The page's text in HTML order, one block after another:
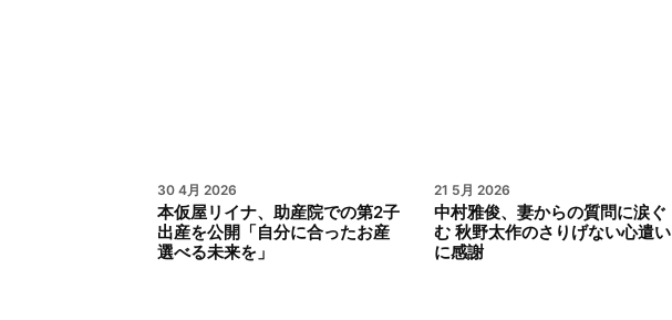
30 4月 2026
本仮屋リイナ、助産院での第2子
出産を公開「自分に合ったお産
選べる未来を」
21 5月 2026
中村雅俊、妻からの質問に涙ぐ
む 秋野太作のさりげない心遣い
に感謝